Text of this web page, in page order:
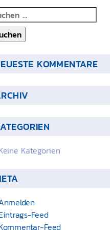
KOMMENTARE
Kategorien
Feed
Feed